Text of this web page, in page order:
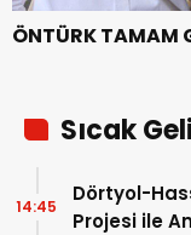
ÖNTÜRK TAMAM
Sıcak
Dörtyol-
Projesi ile
14:45